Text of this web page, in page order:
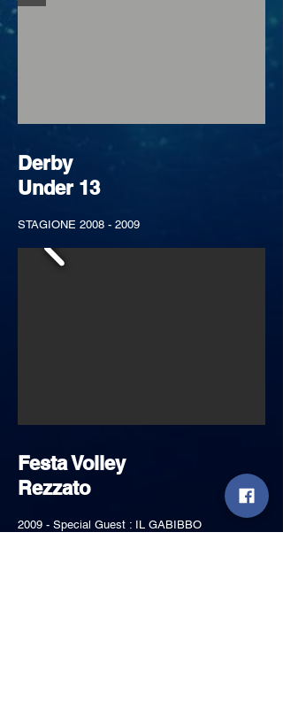
Derby
Under 13
STAGIONE 2008 - 2009
Festa Volley
Rezzato
2009 - Special Guest : IL GABIBBO